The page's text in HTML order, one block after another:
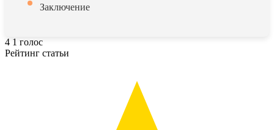
Заключение
4 1 голос
Рейтинг статьи